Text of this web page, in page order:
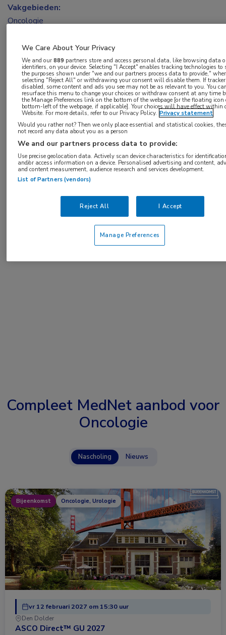
Log hier in om volledige
toegang te krijgen.
ofAccount maken
Vakgebieden:
Oncologie
Aandachtsgebieden:
Longoncologie
Tags:
antilichaamconjugaten,chemotherapie
Compleet MedNet aanbod voor
Oncologie
Nascholing Nieuws
Bijeenkomst Oncologie, Urologie
vr 12 februari 2027 om 15:30 uur
Den Dolder
ASCO Direct™ GU 2027
We Care About Your Privacy
We and our889 partners store and access personal data, like browsing data
identifiers, on your device. Selecting "I Accept" enables tracking technologies to
the purposes shown under "we and our partners process data to provide,"
selecting "Reject All" or withdrawing your consent will disable them. If
disabled, some content and ads you see may not be as relevant to you. You
resurface this menu to change your choices or withdraw consent at any time
the Manage Preferences link on the bottom of the webpage [or the floating icon
bottom-left of the webpage, if applicable]. Your choices will have effect within
Website. For more details, refer to our Privacy Policy. Privacy statement
Would you rather not? Then we only place essential and statistical cookies,
not record any data about you as a person
We and our partners process data to provide:
Use precise geolocation data. Actively scan device characteristics for
and/or access information on a device. Personalised advertising and content,
and content measurement, audience research and services development.
List of Partners (vendors)
Reject All I Accept
Manage Preferences